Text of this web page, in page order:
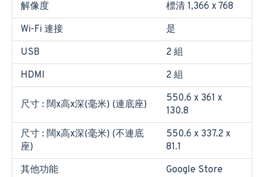
解像度
標清 1,366 x 768
Wi-Fi 連接
是
USB
2 組
HDMI
2 組
尺寸 : 闊x高x深(毫米) (連底座)
550.6 x 361 x
130.8
尺寸 : 闊x高x深(毫米) (不連底
座)
550.6 x 337.2 x
81.1
其他功能
Google Store